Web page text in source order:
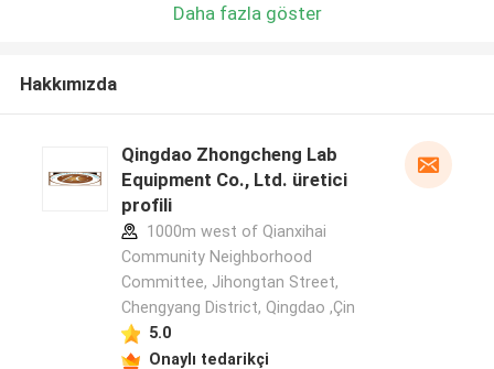
Daha fazla göster
Hakkımızda
Qingdao Zhongcheng Lab
Equipment Co., Ltd. üretici
profili
1000m west of Qianxihai
Community Neighborhood
Committee, Jihongtan Street,
Chengyang District, Qingdao ,Çin
5.0
Onaylı tedarikçi